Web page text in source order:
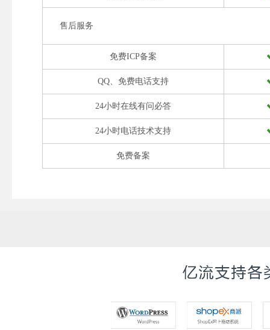
售后服务
免费ICP备案
QQ、免费电话支持
24小时在线有问必答
24小时电话技术支持
免费备案